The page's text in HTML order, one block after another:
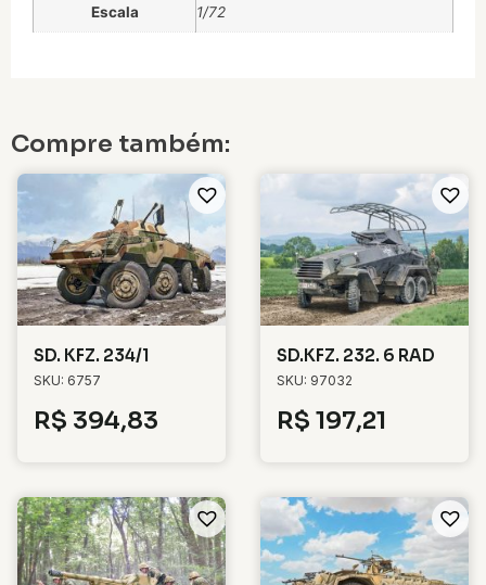
Escala 1/72
Compre também:
SD. KFZ. 234/1
SKU: 6757
R$ 394,83
SD.KFZ. 232. 6 RAD
SKU: 97032
R$ 197,21